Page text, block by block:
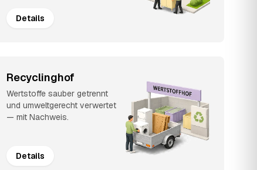
Details
Recyclinghof
Wertstoffe sauber getrennt
und umweltgerecht verwertet
— mit Nachweis.
Details